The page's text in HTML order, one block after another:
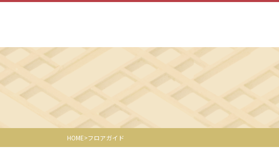
HOME フロアガイド